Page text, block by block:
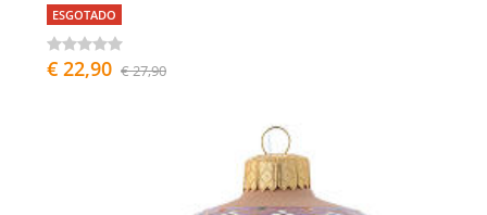
ESGOTADO
€ 22,90 € 27,90